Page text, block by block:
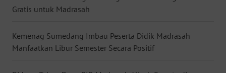
Gratis untuk Madrasah
Kemenag Sumedang Imbau Peserta Didik Madrasah
Manfaatkan Libur Semester Secara Positif
WN
WN